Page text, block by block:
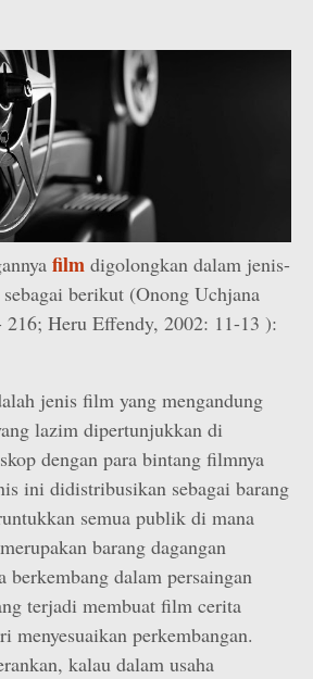
film digolongkan dalam jenis-
berikut (Onong Uchjana
Heru Effendy, 2002: 11-13 ):
jenis film yang mengandung
lazim dipertunjukkan di
dengan para bintang filmnya
ini didistribusikan sebagai barang
semua publik di mana
barang dagangan
dalam persaingan
terjadi membuat film cerita
menyesuaikan perkembangan.
kalau dalam usaha